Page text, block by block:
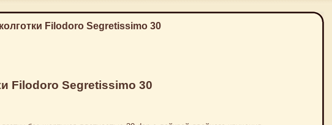
Filodoro Segretissimo 30
Filodoro Segretissimo 30